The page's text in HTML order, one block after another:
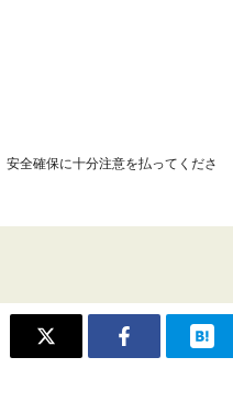
安全確保に十分注意を払ってくださ